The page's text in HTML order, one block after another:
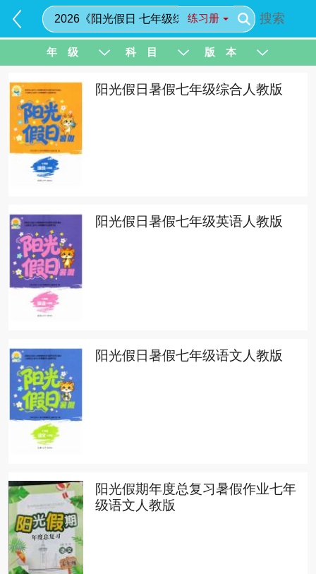
练习册 搜索
年 级 科 目 版 本
阳光假日暑假七年级综合人教版
阳光假日暑假七年级英语人教版
阳光假日暑假七年级语文人教版
阳光假期年度总复习暑假作业七年
级语文人教版